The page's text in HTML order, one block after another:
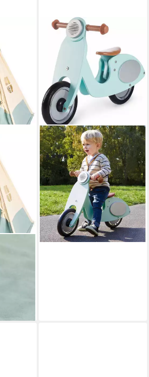
bei dir
PINOLINO®
Laufrad Wanda, mint
(5)
64,26 € UVP125,00 €
-49%
lieferbar - in 6-8 Werktagen bei dir